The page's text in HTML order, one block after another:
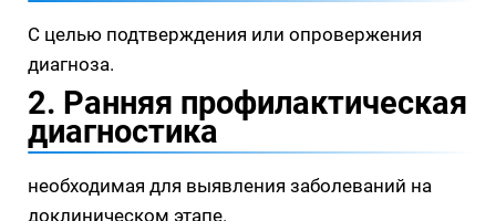
С целью подтверждения или опровержения
диагноза.
2. Ранняя профилактическая
диагностика
необходимая для выявления заболеваний на
доклиническом этапе.